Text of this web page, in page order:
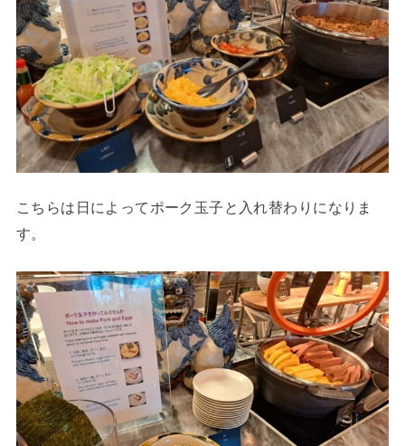
こちらは日によってポーク玉子と入れ替わりになりま
す。